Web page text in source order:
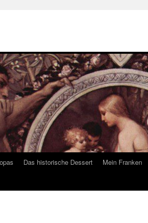
Das historische Dessert Mein Franken